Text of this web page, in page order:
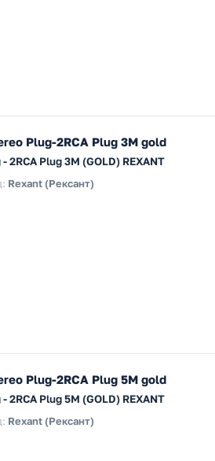
Plug-2RCA Plug 3М gold
2RCA Plug 3М (GOLD) REXANT
Rexant (Рексант)
Plug-2RCA Plug 5М gold
2RCA Plug 5М (GOLD) REXANT
Rexant (Рексант)